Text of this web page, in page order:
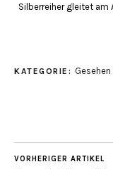
Silberreiher gleitet am
KATEGORIE:
VORHERIGER ARTIKEL